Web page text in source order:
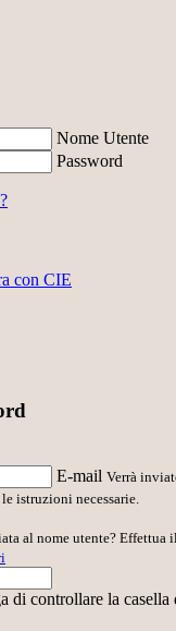
Nome Utente
Password
con CIE
E-mail Verrà
istruzioni necessarie.
al nome utente? Effettua
di controllare la casella